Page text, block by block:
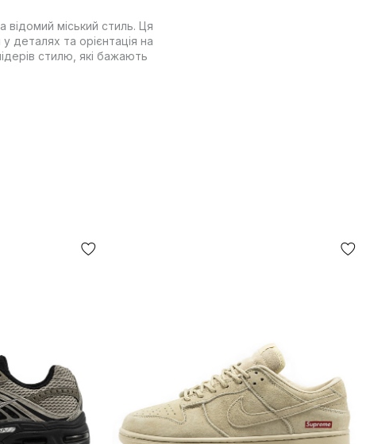
відомий міський стиль. Ця
деталях та орієнтація на
стилю, які бажають